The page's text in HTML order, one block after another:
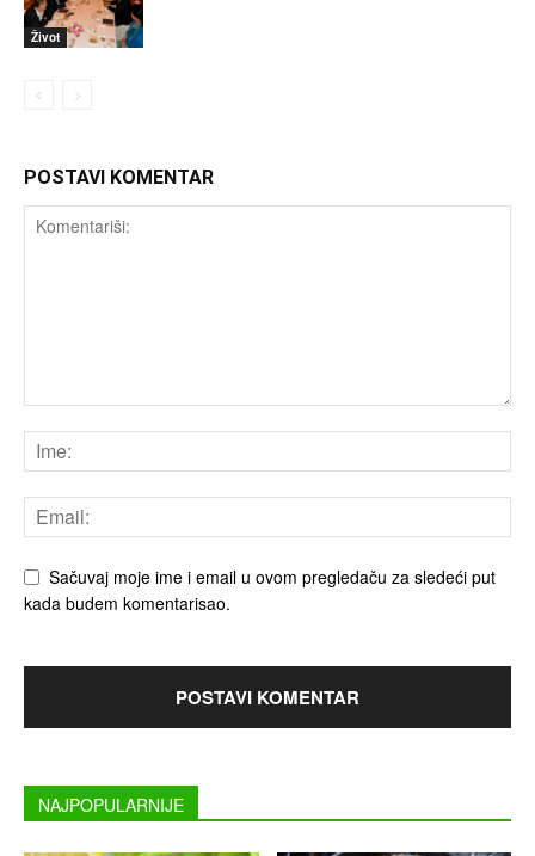
Život
POSTAVI KOMENTAR
Sačuvaj moje ime i email u ovom pregledaču za sledeći put
kada budem komentarisao.
NAJPOPULARNIJE